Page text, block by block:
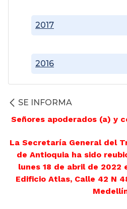
2016
2017
SE INFORMA
Señores apoderados (a) y
La Secretaría General del
de Antioquia ha sido
lunes 18 de abril de 2022
Edificio Atlas, Calle 42 N